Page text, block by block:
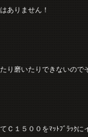
ありません！
り磨いたりできないので
Ｃ１５００をﾏｯﾄﾌﾞﾗｯｸ